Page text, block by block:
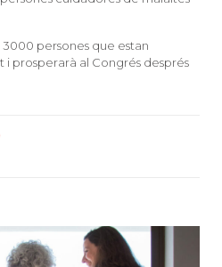
persones que estan
i prosperarà al Congrés després